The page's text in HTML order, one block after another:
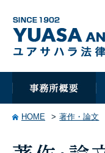
HOME 著作・論文